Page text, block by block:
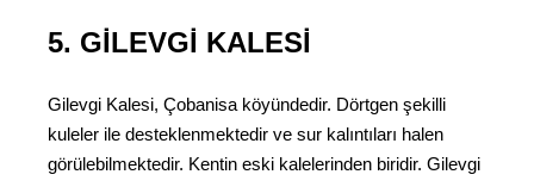
5. GILEVGI KALESI
Gilevgi Kalesi, Çobanisa köyündedir. Dörtgen şekilli
kuleler ile desteklenmektedir ve sur kalıntıları halen
görülebilmektedir. Kentin eski kalelerinden biridir. Gilevgi